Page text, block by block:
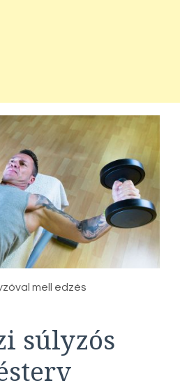
mell edzés
súlyzós